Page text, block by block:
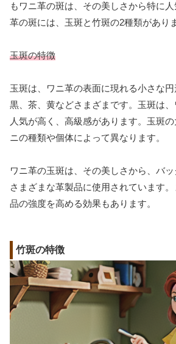
もワニ革の斑は、その美しさから特に
革の斑には、玉斑と竹斑の2種類があり
玉斑の特徴
玉斑は、ワニ革の表面に現れる小さな
黒、茶、黄などさまざまです。玉斑は
人気が高く、高級感があります。玉斑
ニの種類や個体によって異なります。
ワニ革の玉斑は、その美しさから、バッ
さまざまな革製品に使用されています
品の強度を高める効果もあります。
竹斑の特徴